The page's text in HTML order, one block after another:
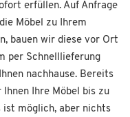
erfüllen. Auf Anfrage
Möbel zu Ihrem
bauen wir diese vor Ort
per Schnelllieferung
nachhause. Bereits
Ihre Möbel bis zu
ist möglich, aber nichts